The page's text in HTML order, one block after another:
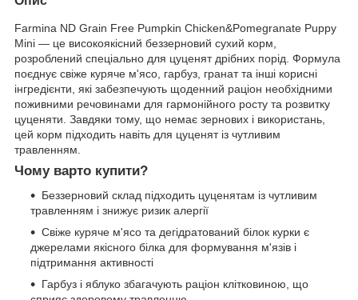
Farmina ND Grain Free Pumpkin Chicken&Pomegranate Puppy
Mini — це високоякісний беззерновий сухий корм,
розроблений спеціально для цуценят дрібних порід. Формула
поєднує свіже куряче м'ясо, гарбуз, гранат та інші корисні
інгредієнти, які забезпечують щоденний раціон необхідними
поживними речовинами для гармонійного росту та розвитку
цуценяти. Завдяки тому, що немає зернових і використань,
цей корм підходить навіть для цуценят із чутливим
травленням.
Чому варто купити?
Беззерновий склад підходить цуценятам із чутливим
травленням і знижує ризик алергії
Свіже куряче м'ясо та дегідратований білок курки є
джерелами якісного білка для формування м'язів і
підтримання активності
Гарбуз і яблуко збагачують раціон клітковиною, що